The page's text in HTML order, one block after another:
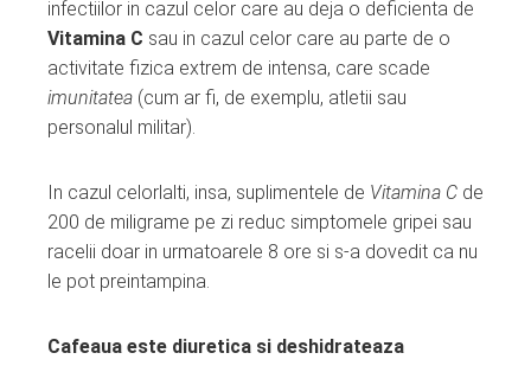
infectiilor in cazul celor care au deja o deficienta de
Vitamina C sau in cazul celor care au parte de o
activitate fizica extrem de intensa, care scade
imunitatea (cum ar fi, de exemplu, atletii sau
personalul militar).
In cazul celorlalti, insa, suplimentele de Vitamina C de
200 de miligrame pe zi reduc simptomele gripei sau
racelii doar in urmatoarele 8 ore si s-a dovedit ca nu
le pot preintampina.
Cafeaua este diuretica si deshidrateaza